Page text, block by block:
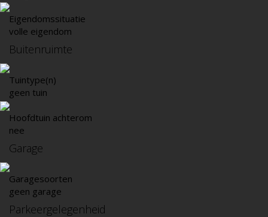
Eigendomssituatie
volle eigendom
Buitenruimte
Tuintype(n)
geen tuin
Hoofdtuin achterom
nee
Garage
Garagesoorten
geen garage
Parkeergelegenheid